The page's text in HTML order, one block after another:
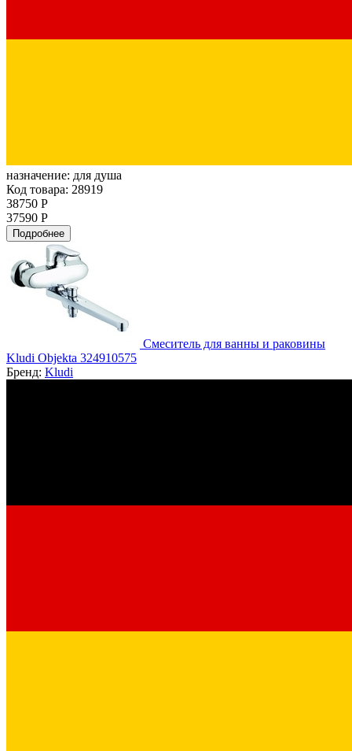
назначение: для душа
Код товара: 28919
38750 Р
37590 Р
Подробнее
Смеситель для ванны и раковины
Kludi Objekta 324910575
Бренд: Kludi